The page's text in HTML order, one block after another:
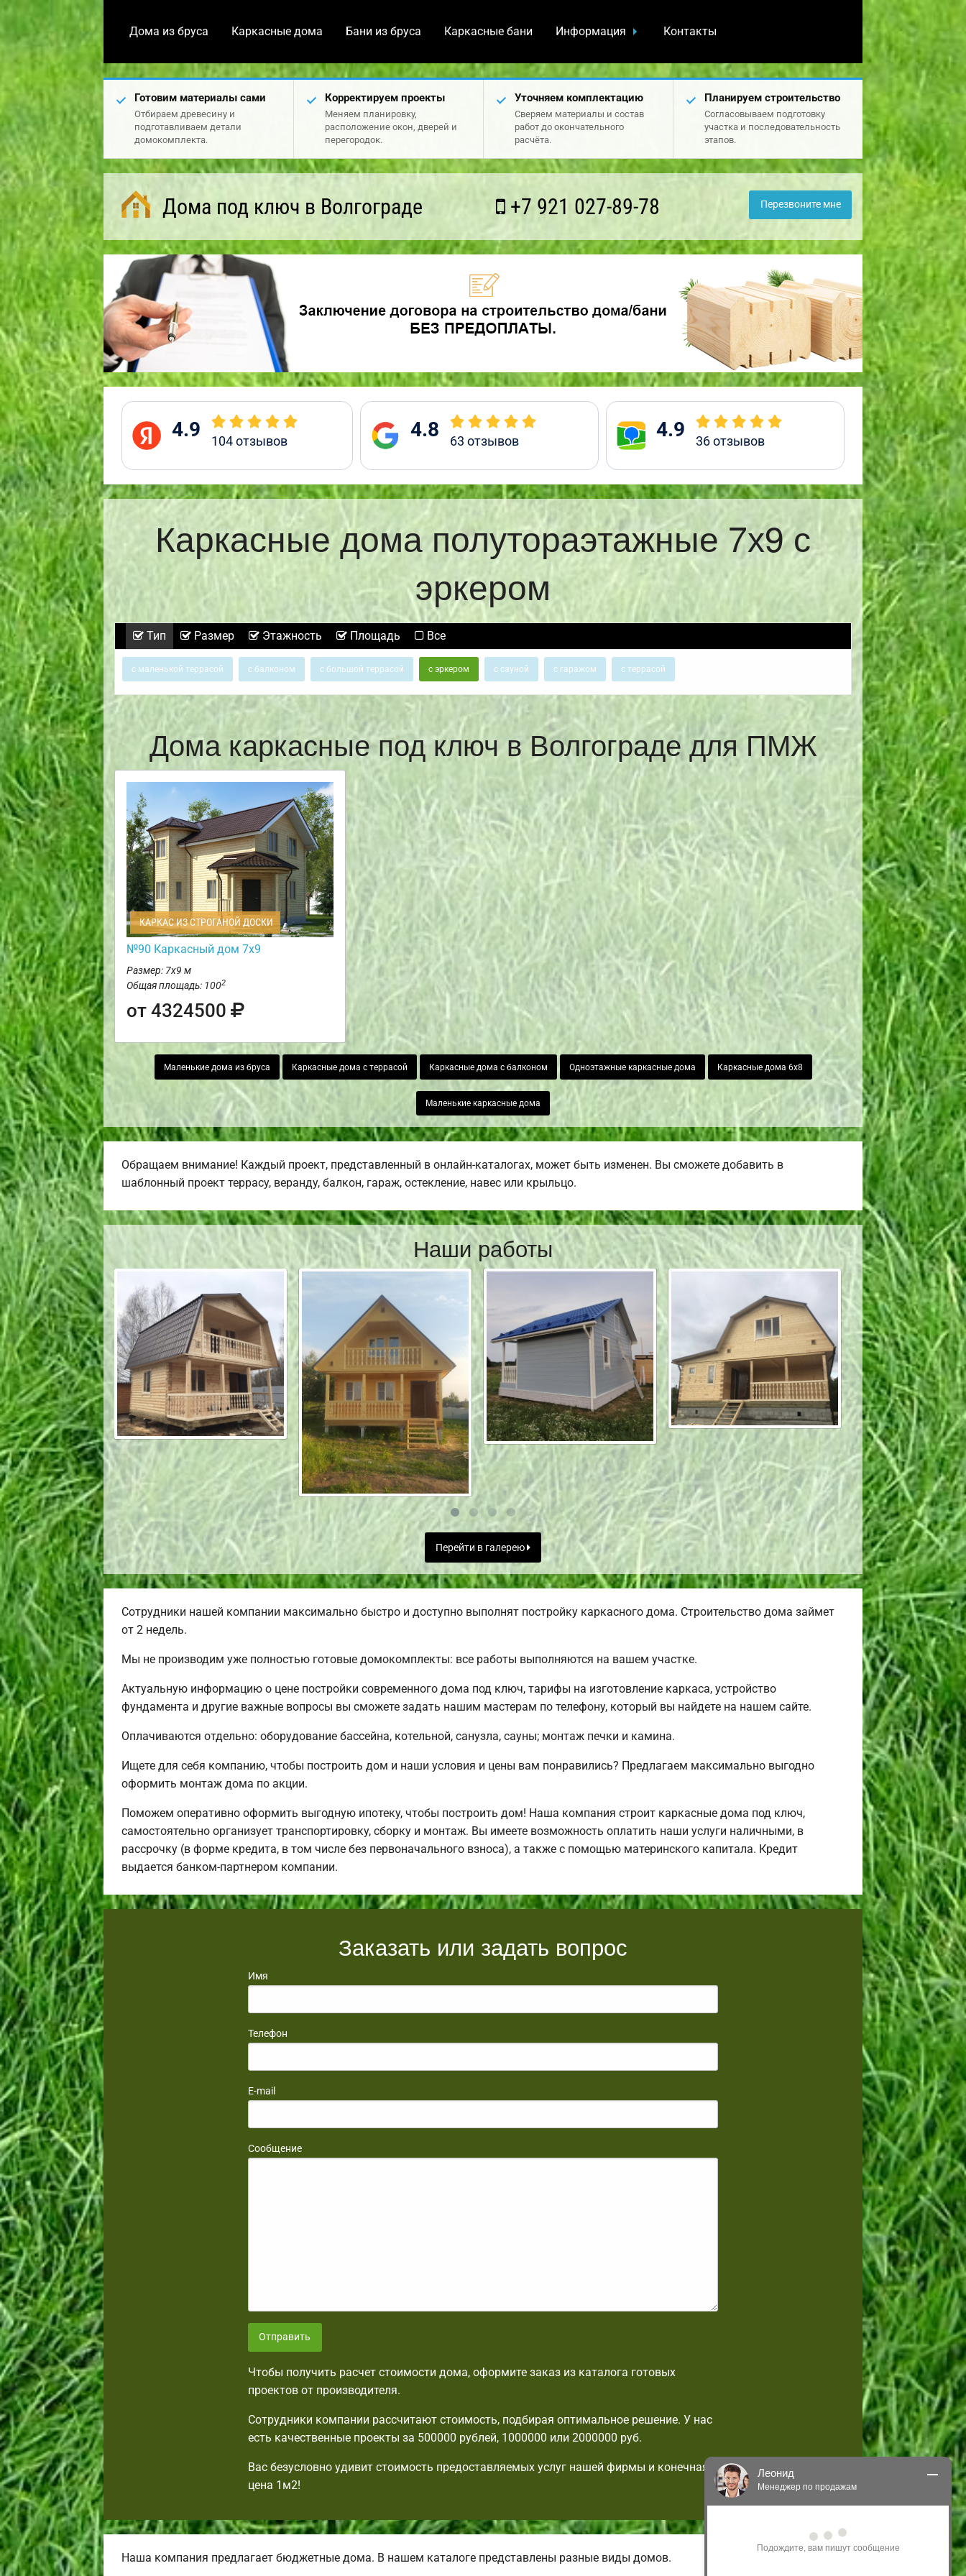
Дома из бруса Каркасные дома Бани из бруса Каркасные бани Информация Контакты
Готовим материалы сами
Отбираем древесину и
подготавливаем детали
домокомплекта.
Корректируем проекты
Меняем планировку,
расположение окон, дверей и
перегородок.
Уточняем комплектацию
Сверяем материалы и состав
работ до окончательного
расчёта.
Планируем строительство
Согласовываем подготовку
участка и последовательность
этапов.
Дома под ключ в Волгограде +7 921 027-89-78 Перезвоните мне
4.9 104отзывов 4.8 63 отзывов 4.9 36отзывов
Каркасные дома полутораэтажные 7х9 с
эркером
Тип Размер Этажность Площадь Все
с маленькой террасой с балконом с большой террасой с эркером с сауной с гаражом с террасой
Дома каркасные под ключ в Волгограде для ПМЖ
КАРКАС ИЗ СТРОГАНОЙ ДОСКИ
№90 Каркасный дом 7х9
Размер: 7х9 м
Общая площадь: 1002
от 4324500
Маленькие дома из бруса Каркасные дома с террасой Каркасные дома с балконом Одноэтажные каркасные дома Каркасные дома 6х8
Маленькие каркасные дома
Обращаем внимание! Каждый проект, представленный в онлайн-каталогах, может быть изменен. Вы сможете добавить в
шаблонный проект террасу, веранду, балкон, гараж, остекление, навес или крыльцо.
Наши работы
Перейти в галерею
Сотрудники нашей компании максимально быстро и доступно выполнят постройку каркасного дома. Строительство дома займет
от 2 недель.
Мы не производим уже полностью готовые домокомплекты: все работы выполняются на вашем участке.
Актуальную информацию о цене постройки современного дома под ключ, тарифы на изготовление каркаса, устройство
фундамента и другие важные вопросы вы сможете задать нашим мастерам по телефону, который вы найдете на нашем сайте.
Оплачиваются отдельно: оборудование бассейна, котельной, санузла, сауны; монтаж печки и камина.
Ищете для себя компанию, чтобы построить дом и наши условия и цены вам понравились? Предлагаем максимально выгодно
оформить монтаж дома по акции.
Поможем оперативно оформить выгодную ипотеку, чтобы построить дом! Наша компания строит каркасные дома под ключ,
самостоятельно организует транспортировку, сборку и монтаж. Вы имеете возможность оплатить наши услуги наличными, в
рассрочку (в форме кредита, в том числе без первоначального взноса), а также с помощью материнского капитала. Кредит
выдается банком-партнером компании.
Заказать или задать вопрос
Имя
Телефон
E-mail
Сообщение
Отправить
Чтобы получить расчет стоимости дома, оформите заказ из каталога готовых
проектов от производителя.
Сотрудники компании рассчитают стоимость, подбирая оптимальное решение. У нас
есть качественные проекты за 500000 рублей, 1000000 или 2000000 руб.
Вас безусловно удивит стоимость предоставляемых услуг нашей фирмы и конечная
цена 1м2!
Наша компания предлагает бюджетные дома. В нашем каталоге представлены разные виды домов.
Леонид
Менеджер по продажам
проконсультировать Вас по нашим
акциям и проектам.